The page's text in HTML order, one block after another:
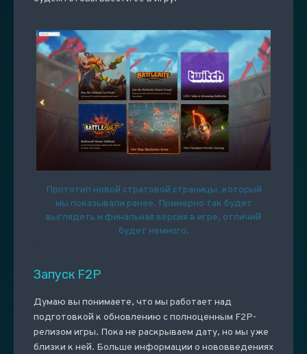
Прототип новой стратовой страницы, который
мы показывали ранее. Примерно так будет
выглядеть и финальная версия в игре, отличий
будет немного.
Запуск F2P
Думаю вы понимаете, что мы работает над
подготовкой к обновлению с полноценным F2P-
релизом игры. Пока не раскрываем дату, но мы уже
близки к ней. Больше информации о нововведениях